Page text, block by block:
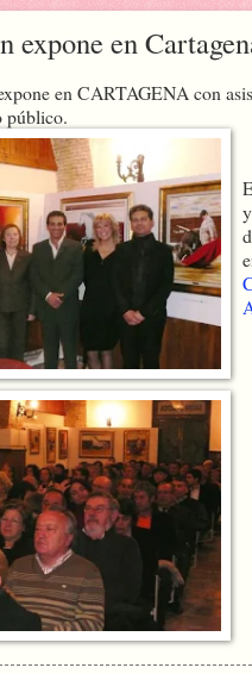
expone en
en CARTAGENA con
público.